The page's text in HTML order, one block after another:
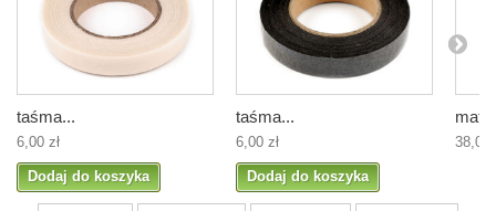
taśma...
6,00 zł
Dodaj do koszyka
taśma...
6,00 zł
Dodaj do koszyka
mata
38,00